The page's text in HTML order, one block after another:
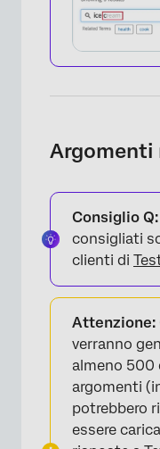
Argomenti
Consiglio Q:
consigliati
clienti di
Attenzione:
verranno
almeno 500
argomenti
potrebbero
essere